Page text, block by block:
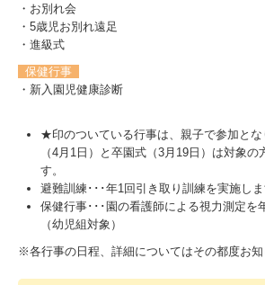
・お別れ会
・5歳児お別れ遠足
・進級式
保健行事
・新入園児健康診断
★印のついている行事は、親子で参加と
（4月1日）と卒園式（3月19日）は対象
す。
避難訓練･･･年1回引き取り訓練を実施しま
保健行事･･･園の看護師による視力測定を
（幼児組対象）
※各行事の日程、詳細についてはその都度お知